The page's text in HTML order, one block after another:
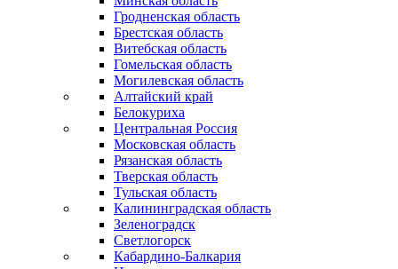
Гродненская область
Брестская область
Витебская область
Гомельская область
Могилевская область
Алтайский край
Белокуриха
Центральная Россия
Московская область
Рязанская область
Тверская область
Тульская область
Калининградская область
Зеленоградск
Светлогорск
Кабардино-Балкария